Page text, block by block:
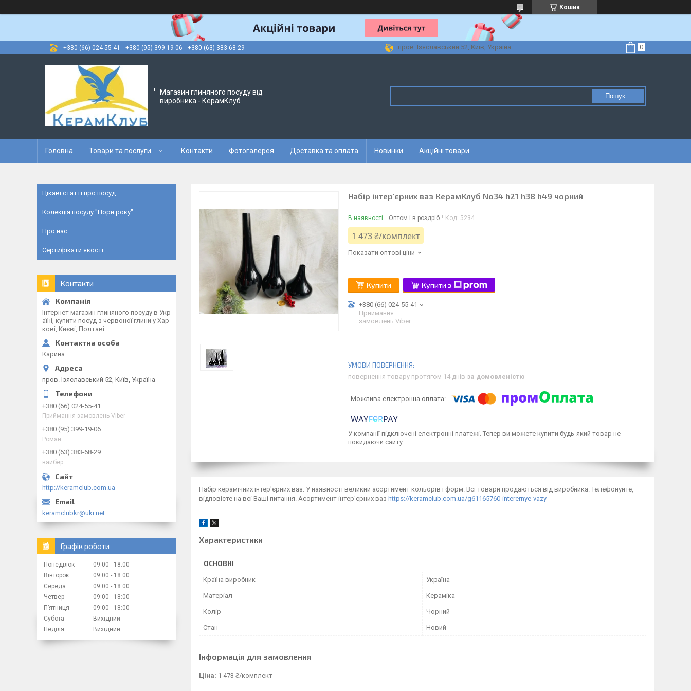
Кошик
+380 (66) 024-55-41 +380 (95) 399-19-06 +380 (63) 383-68-29 пров. Ізяславський 52, Київ, Україна
Магазин глиняного посуду від
виробника - КерамКлуб
Пошук...
Головна Товари та послуги Контакти Фотогалерея Доставка та оплата Новинки Акційні товари
Набір інтер'єрних ваз КерамКлуб No34 h21 h38 h49 чорний
В наявності Оптом і в роздріб Код: 5234
1 473 ₴/комплект
Показати оптові ціни
Купити Купити з
+380 (66) 024-55-41
Приймання
замовлень Viber
повернення товару протягом 14 днів за домовленістю
У компанії підключені електронні платежі. Тепер ви можете купити будь-який товар не
покидаючи сайту.
Набір керамічних інтер'єрних ваз. У наявності великий асортимент кольорів і форм. Всі товари продаються від виробника. Телефонуйте,
відповісте на всі Ваші питання. Асортимент інтер'єрних ваз https://keramclub.com.ua/g61165760-interernye-vazy
Характеристики
ОСНОВНІ
Країна виробник Україна
Матеріал Кераміка
Колір Чорний
Стан Новий
Інформація для замовлення
Ціна: 1 473 ₴/комплект
Цікаві статті про посуд
Колекція посуду "Пори року"
Про нас
Сертифікати якості
Контакти
Інтернет магазин глиняного посуду в Укр
аїні, купити посуд з червоної глини у Хар
кові, Києві, Полтаві
Карина
пров. Ізяславський 52, Київ, Україна
+380 (66) 024-55-41
Приймання замовлень Viber
+380 (95) 399-19-06
Роман
+380 (63) 383-68-29
вайбер
http://keramclub.com.ua
keramclubkr@ukr.net
Графік роботи
Понеділок 09:00
18:00
Вівторок
09:00
18:00
Середа
09:00
18:00
Четвер
09:00
18:00
Пʼятниця
09:00
18:00
Субота
Вихідний
Неділя
Вихідний